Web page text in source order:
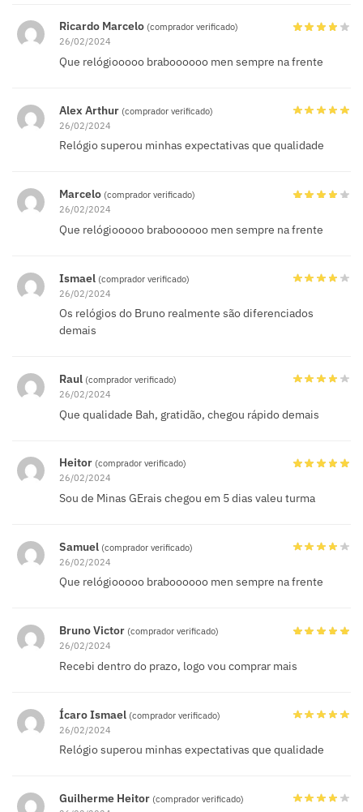
Ricardo Marcelo (comprador verificado)
26/02/2024
Que relógiooooo braboooooo men sempre na frente
Alex Arthur (comprador verificado)
26/02/2024
Relógio superou minhas expectativas que qualidade
Marcelo (comprador verificado)
26/02/2024
Que relógiooooo braboooooo men sempre na frente
Ismael (comprador verificado)
26/02/2024
Os relógios do Bruno realmente são diferenciados
demais
Raul (comprador verificado)
26/02/2024
Que qualidade Bah, gratidão, chegou rápido demais
Heitor (comprador verificado)
26/02/2024
Sou de Minas GErais chegou em 5 dias valeu turma
Samuel (comprador verificado)
26/02/2024
Que relógiooooo braboooooo men sempre na frente
Bruno Victor (comprador verificado)
26/02/2024
Recebi dentro do prazo, logo vou comprar mais
Ícaro Ismael (comprador verificado)
26/02/2024
Relógio superou minhas expectativas que qualidade
Guilherme Heitor (comprador verificado)